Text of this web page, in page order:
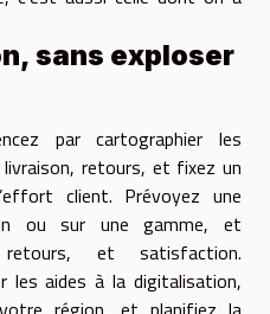
sans exploser
par cartographier les
retours, et fixez un
client. Prévoyez une
ou sur une gamme, et
retours, et satisfaction.
les aides à la digitalisation,